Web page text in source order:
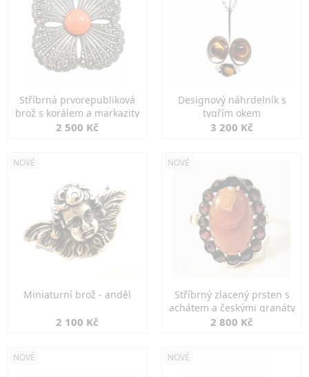
Stříbrná prvorepubliková
brož s korálem a markazity
2 500 Kč
Designový náhrdelník s
tygřím okem
3 200 Kč
NOVÉ
Miniaturní brož - anděl
2 100 Kč
NOVÉ
Stříbrný zlacený prsten s
achátem a českými granáty
2 800 Kč
NOVÉ NOVÉ